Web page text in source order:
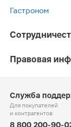
Гастроном
Правовая
Служба
Для покупателей
и контрагентов
8 800 200-90-